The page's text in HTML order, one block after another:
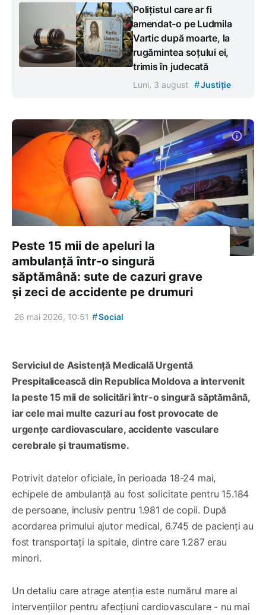
Polițistul care ar fi
amendat-o pe Ludmila
Vartic după moarte, la
rugămintea soțului ei,
trimis în judecată
Luni, 3 august #Justiție
Peste 15 mii de apeluri la
ambulanță într-o singură
săptămână: sute de cazuri grave
și zeci de accidente pe drumuri
26 mai 2026, 10:51 #Social
Serviciul de Asistență Medicală Urgentă
Prespitalicească din Republica Moldova a intervenit
la peste 15 mii de solicitări într-o singură săptămână,
iar cele mai multe cazuri au fost provocate de
urgențe cardiovasculare, accidente vasculare
cerebrale și traumatisme.
Potrivit datelor oficiale, în perioada 18-24 mai,
echipele de ambulanță au fost solicitate pentru 15.184
de persoane, inclusiv pentru 1.981 de copii. După
acordarea primului ajutor medical, 6.745 de pacienți au
fost transportați la spitale, dintre care 1.287 erau
minori.
Un detaliu care atrage atenția este numărul mare al
intervențiilor pentru afecțiuni cardiovasculare - nu mai